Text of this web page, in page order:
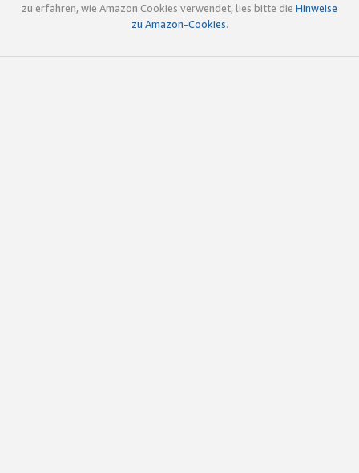
zu erfahren, wie Amazon Cookies verwendet, lies bitte die Hinweise
zu Amazon-Cookies.